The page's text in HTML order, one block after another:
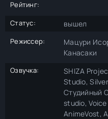
Рейтинг:
Статус:
вышел
Режиссер:
Мацури
Канасаки
Озвучка:
SHIZA
Studio,
Студийный
studio,
AnimeVost,